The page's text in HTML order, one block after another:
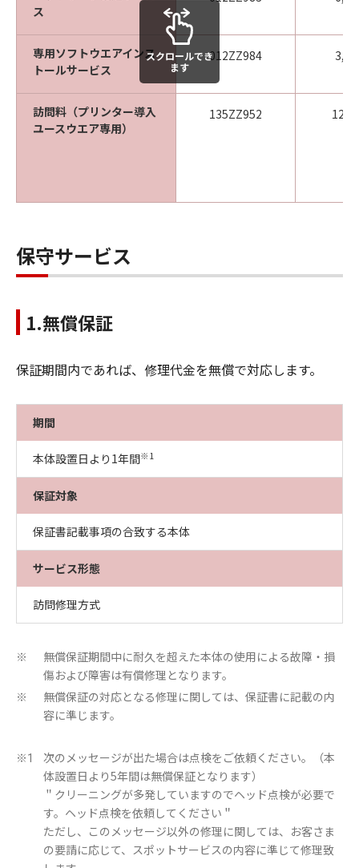
ス
専用ソフトウエアインス
トールサービス
012ZZ984
訪問料（プリンター導入
ユースウエア専用）
135ZZ952
スクロールでき
ます
保守サービス
1.無償保証
保証期間内であれば、修理代金を無償で対応します。
期間
本体設置日より1年間※1
保証対象
保証書記載事項の合致する本体
サービス形態
訪問修理方式
※
無償保証期間中に耐久を超えた本体の使用による故障・損
傷および障害は有償修理となります。
※
無償保証の対応となる修理に関しては、保証書に記載の内
容に準じます。
※1
次のメッセージが出た場合は点検をご依頼ください。（本
体設置日より5年間は無償保証となります）
＂クリーニングが多発していますのでヘッド点検が必要で
す。ヘッド点検を依頼してください＂
ただし、このメッセージ以外の修理に関しては、お客さま
の要請に応じて、スポットサービスの内容に準じて修理致